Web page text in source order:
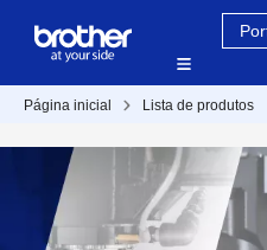
Página inicial Lista de produtos